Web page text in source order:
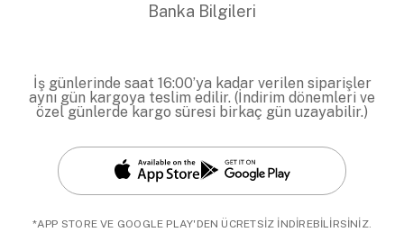
Banka Bilgileri
İş günlerinde saat 16:00’ya kadar verilen siparişler
aynı gün kargoya teslim edilir. (İndirim dönemleri ve
özel günlerde kargo süresi birkaç gün uzayabilir.)
*APP STORE VE GOOGLE PLAY'DEN ÜCRETSİZ İNDİREBİLİRSİNİZ.